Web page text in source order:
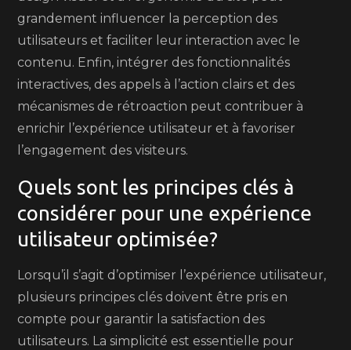
grandement influencer la perception des
utilisateurs et faciliter leur interaction avec le
contenu. Enfin, intégrer des fonctionnalités
interactives, des appels à l’action clairs et des
mécanismes de rétroaction peut contribuer à
enrichir l’expérience utilisateur et à favoriser
l’engagement des visiteurs.
Quels sont les principes clés à
considérer pour une expérience
utilisateur optimisée?
Lorsqu’il s’agit d’optimiser l’expérience utilisateur,
plusieurs principes clés doivent être pris en
compte pour garantir la satisfaction des
utilisateurs. La simplicité est essentielle pour